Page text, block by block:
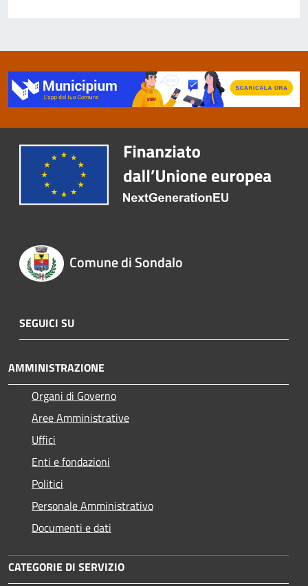
Comune di Sondalo
SEGUICI SU
AMMINISTRAZIONE
Organi di Governo
Aree Amministrative
Uffici
Enti e fondazioni
Politici
Personale Amministrativo
Documenti e dati
CATEGORIE DI SERVIZIO